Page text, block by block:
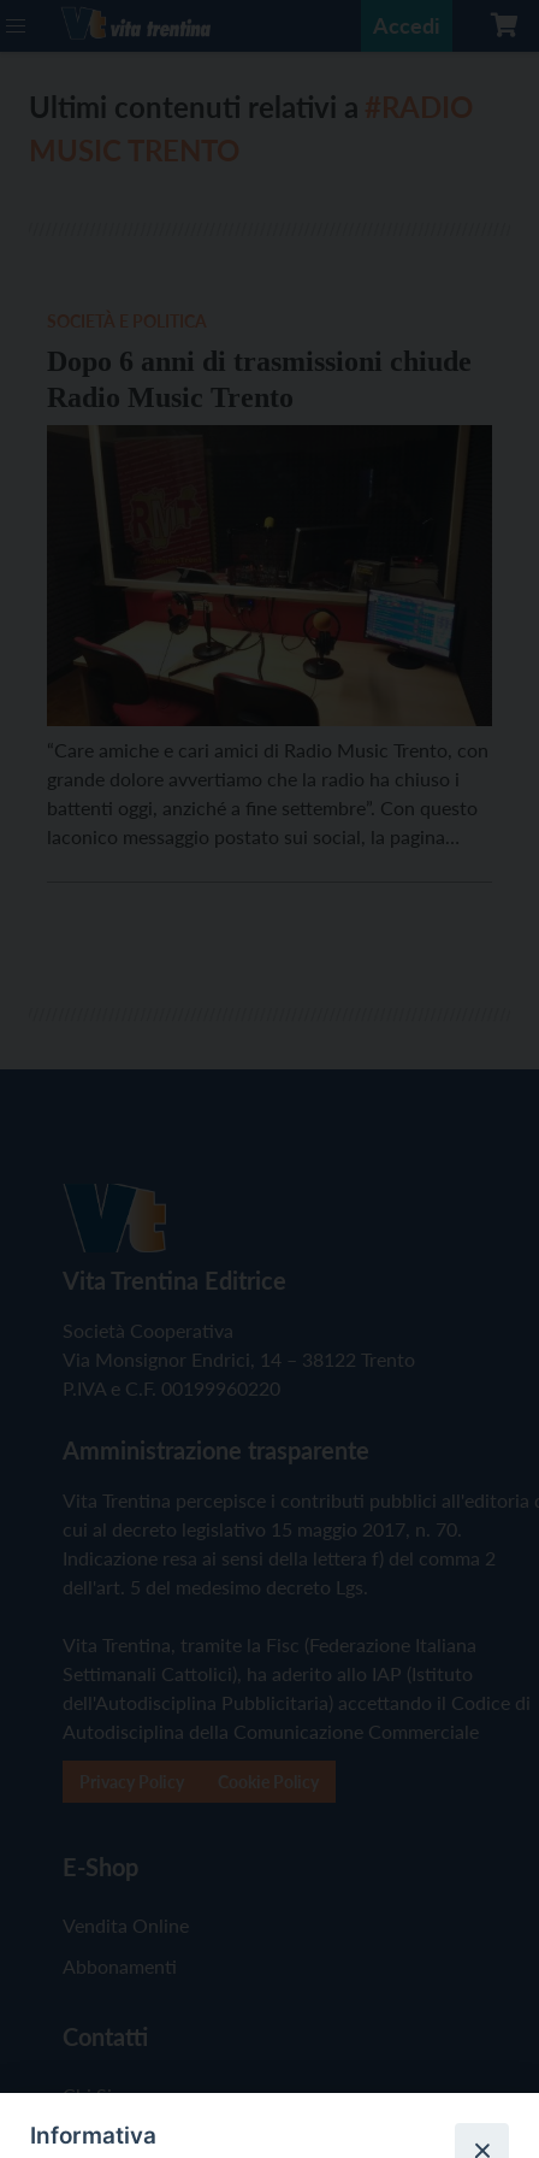
Accedi
Ultimi contenuti relativi a
Dopo 6 anni di trasmissioni chiude
Radio Music Trento
“Care amiche e cari amici di Radio Music Trento, con
grande dolore avvertiamo che la radio ha chiuso i
battenti oggi, anziché a fine settembre”. Con questo
laconico messaggio postato sui social, la pagina
Vita Trentina Editrice
Società Cooperativa
Via Monsignor Endrici, 14 – 38122 Trento
P.IVA e C.F. 00199960220
Amministrazione trasparente
Vita Trentina percepisce i contributi pubblici all'editoria
cui al decreto legislativo 15 maggio 2017, n. 70.
Indicazione resa ai sensi della lettera f) del comma 2
dell'art. 5 del medesimo decreto Lgs.
Vita Trentina, tramite la Fisc (Federazione Italiana
Settimanali Cattolici), ha aderito allo IAP (Istituto
dell'Autodisciplina Pubblicitaria) accettando il Codice di
Autodisciplina della Comunicazione Commerciale
E-Shop
Vendita Online
Abbonamenti
Contatti
Chi Siamo
Redazione
Informativa